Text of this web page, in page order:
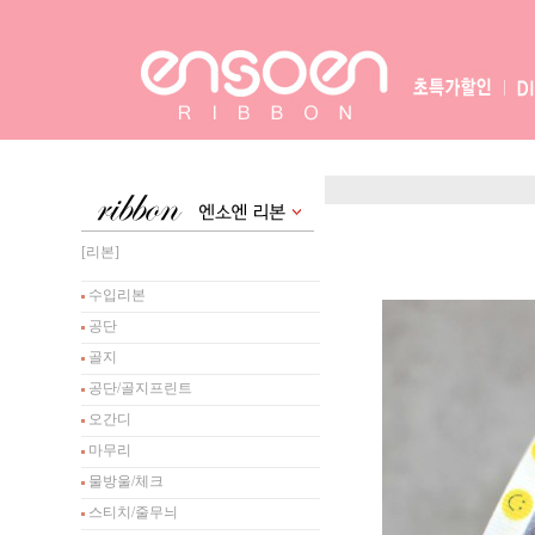
[리본]
수입리본
공단
골지
공단/골지프린트
오간디
마무리
물방울/체크
스티치/줄무늬